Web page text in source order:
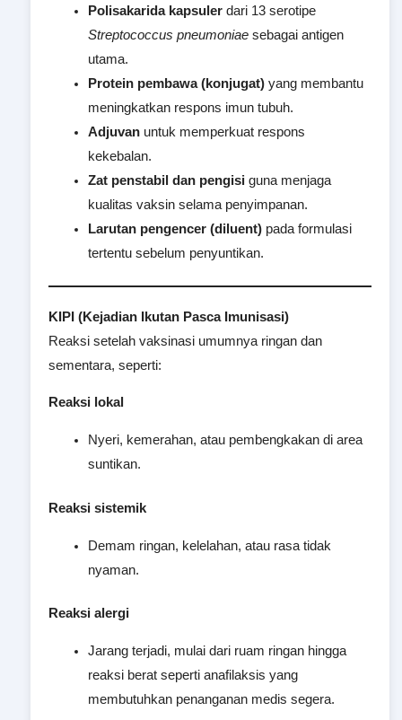
Polisakarida kapsulerdari 13 serotipe
Streptococcus pneumoniaesebagai antigen
utama.
Protein pembawa (konjugat)yang membantu
meningkatkan respons imun tubuh.
Adjuvanuntuk memperkuat respons
kekebalan.
Zat penstabil dan pengisiguna menjaga
kualitas vaksin selama penyimpanan.
Larutan pengencer (diluent)pada formulasi
tertentu sebelum penyuntikan.
KIPI (Kejadian Ikutan Pasca Imunisasi)
Reaksi setelah vaksinasi umumnya ringan dan
sementara, seperti:
Reaksi lokal
Nyeri, kemerahan, atau pembengkakan di area
suntikan.
Reaksi sistemik
Demam ringan, kelelahan, atau rasa tidak
nyaman.
Reaksi alergi
Jarang terjadi, mulai dari ruam ringan hingga
reaksi berat seperti anafilaksis yang
membutuhkan penanganan medis segera.